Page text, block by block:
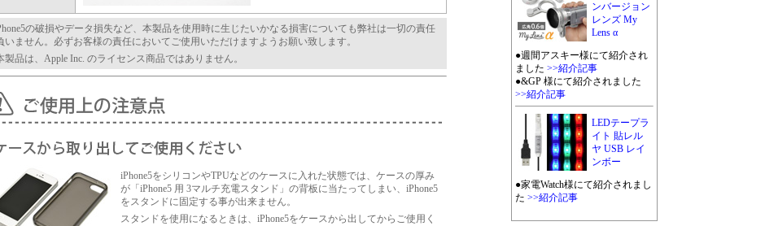
の破損やデータ損失など、本製品を使用時に生じたいかなる損害についても弊社は一切の責任
いません。必ずお客様の責任においてご使用いただけますようお願い致します。
品は、Apple Inc. のライセンス商品ではありません。
iPhone5をシリコンやTPUなどのケースに入れた状態では、ケースの厚み
が「iPhone5 用 3マルチ充電スタンド」の背板に当たってしまい、iPhone5
をスタンドに固定する事が出来ません。
スタンドを使用になるときは、iPhone5をケースから出してからご使用く
ンバージョン
レンズ My
Lens α
●週間アスキー様にて紹介され
ました >>紹介記事
●&GP 様にて紹介されました
>>紹介記事
LEDテープラ
イト 貼レル
ヤ USB レイ
ンボー
●家電Watch様にて紹介されまし
た >>紹介記事